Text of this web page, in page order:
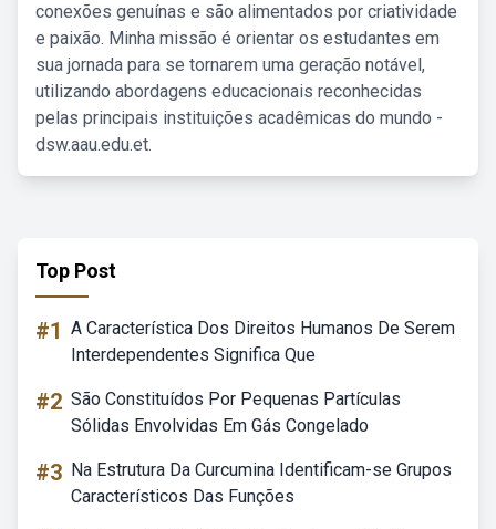
conexões genuínas e são alimentados por criatividade
e paixão. Minha missão é orientar os estudantes em
sua jornada para se tornarem uma geração notável,
utilizando abordagens educacionais reconhecidas
pelas principais instituições acadêmicas do mundo -
dsw.aau.edu.et.
Top Post
#1 A Característica Dos Direitos Humanos De Serem
Interdependentes Significa Que
#2 São Constituídos Por Pequenas Partículas
Sólidas Envolvidas Em Gás Congelado
#3 Na Estrutura Da Curcumina Identificam-se Grupos
Característicos Das Funções